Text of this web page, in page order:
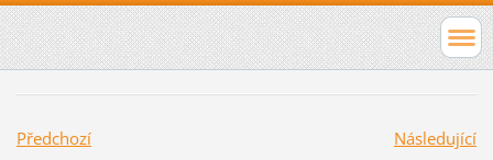
Předchozí
Následující